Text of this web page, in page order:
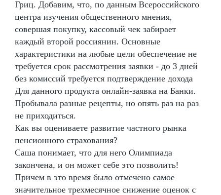
Гриц. Добавим, что, по данным Всероссийского
центра изучения общественного мнения,
совершая покупку, кассовый чек забирает
каждый второй россиянин. Основные
характеристики на любые цели обеспечение не
требуется срок рассмотрения заявки - до 3 дней
без комиссий требуется подтверждение дохода
Для данного продукта онлайн-заявка на Банки.
Пробывала разные рецепты, но опять раз на раз
не приходиться.
Как вы оцениваете развитие частного рынка
пенсионного страхования?
Саша понимает, что для него Олимпиада
закончена, и он может себе это позволить!
Причем в это время было отмечено самое
значительное трехмесячное снижение оценок с